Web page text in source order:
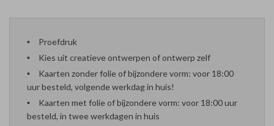
Proefdruk
Kies uit creatieve ontwerpen of ontwerp zelf
Kaarten zonder folie of bijzondere vorm: voor 18:00
uur besteld, volgende werkdag in huis!
Kaarten met folie of bijzondere vorm: voor 18:00 uur
besteld, in twee werkdagen in huis